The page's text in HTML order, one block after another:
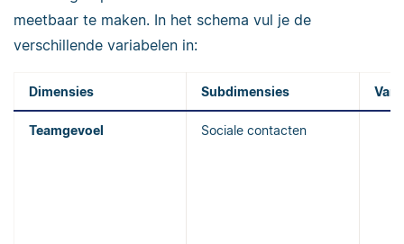
meetbaar te maken. In het schema vul je de
verschillende variabelen in:
Dimensies Subdimensies
Teamgevoel Sociale contacten